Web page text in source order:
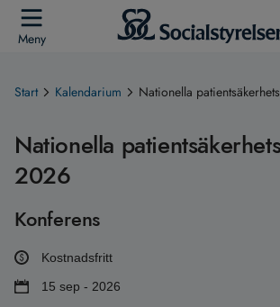
Meny
Start Kalendarium Nationella
Nationella
2026
Konferens
Kostnadsfritt
15 sep - 2026